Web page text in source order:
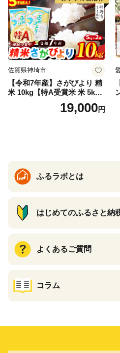
佐賀県神埼市
【令和7年産】さがびより 精
米 10kg【特A受賞米 米 5kg×
2袋 お米 コメ こめ 国産 美味
しい ブランド米 人気 ランキ
19,000円
ふるラボとは
はじめてのふるさと納
よくあるご質問
コラム